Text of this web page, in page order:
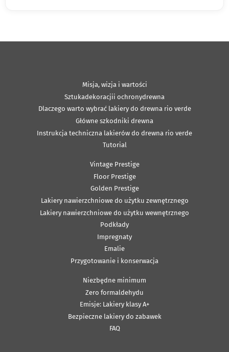
Misja, wizja i wartości
Sztukadekoracjii ochronydrewna
Dlaczego warto wybrać lakiery do drewna rio verde
Główne szkodniki drewna
Instrukcja techniczna lakierów do drewna rio verde
Tutorial
Vintage Prestige
Floor Prestige
Golden Prestige
Lakiery nawierzchniowe do użytku zewnętrznego
Lakiery nawierzchniowe do użytku wewnętrznego
Podkłady
Impregnaty
Emalie
Przygotowanie i konserwacja
Niezbędne minimum
Zero formaldehydu
Emisje: Lakiery klasy A+
Bezpieczne lakiery do zabawek
FAQ